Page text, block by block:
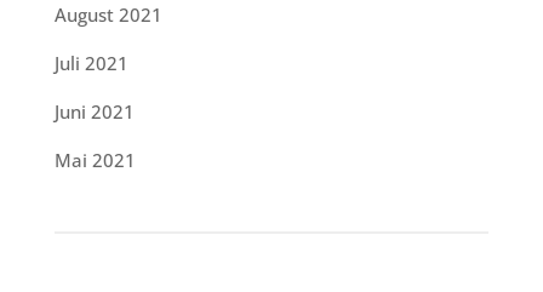
August 2021
Juli 2021
Juni 2021
Mai 2021